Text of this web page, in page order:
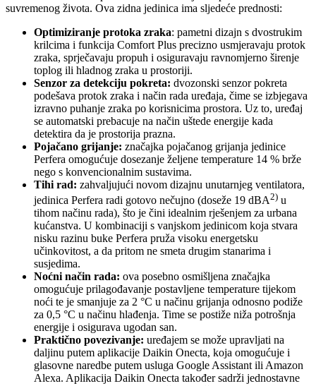
suvremenog života. Ova zidna jedinica ima sljedeće prednosti:
Optimiziranje protoka zraka: pametni dizajn s dvostrukim
krilcima i funkcija Comfort Plus precizno usmjeravaju protok
zraka, sprječavaju propuh i osiguravaju ravnomjerno širenje
toplog ili hladnog zraka u prostoriji.
Senzor za detekciju pokreta: dvozonski senzor pokreta
podešava protok zraka i način rada uređaja, čime se izbjegava
izravno puhanje zraka po korisnicima prostora. Uz to, uređaj
se automatski prebacuje na način uštede energije kada
detektira da je prostorija prazna.
Pojačano grijanje: značajka pojačanog grijanja jedinice
Perfera omogućuje dosezanje željene temperature 14 % brže
nego s konvencionalnim sustavima.
Tihi rad: zahvaljujući novom dizajnu unutarnjeg ventilatora,
jedinica Perfera radi gotovo nečujno (doseže 19 dBA2) u
tihom načinu rada), što je čini idealnim rješenjem za urbana
kućanstva. U kombinaciji s vanjskom jedinicom koja stvara
nisku razinu buke Perfera pruža visoku energetsku
učinkovitost, a da pritom ne smeta drugim stanarima i
susjedima.
Noćni način rada: ova posebno osmišljena značajka
omogućuje prilagođavanje postavljene temperature tijekom
noći te je smanjuje za 2 °C u načinu grijanja odnosno podiže
za 0,5 °C u načinu hlađenja. Time se postiže niža potrošnja
energije i osigurava ugodan san.
Praktično povezivanje: uređajem se može upravljati na
daljinu putem aplikacije Daikin Onecta, koja omogućuje i
glasovne naredbe putem usluga Google Assistant ili Amazon
Alexa. Aplikacija Daikin Onecta također sadrži jednostavne